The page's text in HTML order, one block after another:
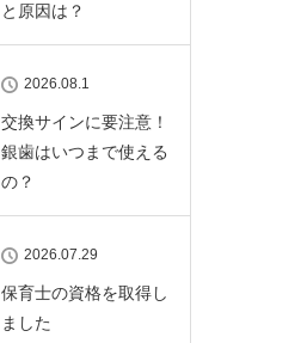
と原因は？
2026.08.1
交換サインに要注意！
銀歯はいつまで使える
の？
2026.07.29
保育士の資格を取得し
ました